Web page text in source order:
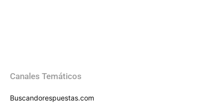
Canales Temáticos
Buscandorespuestas.com